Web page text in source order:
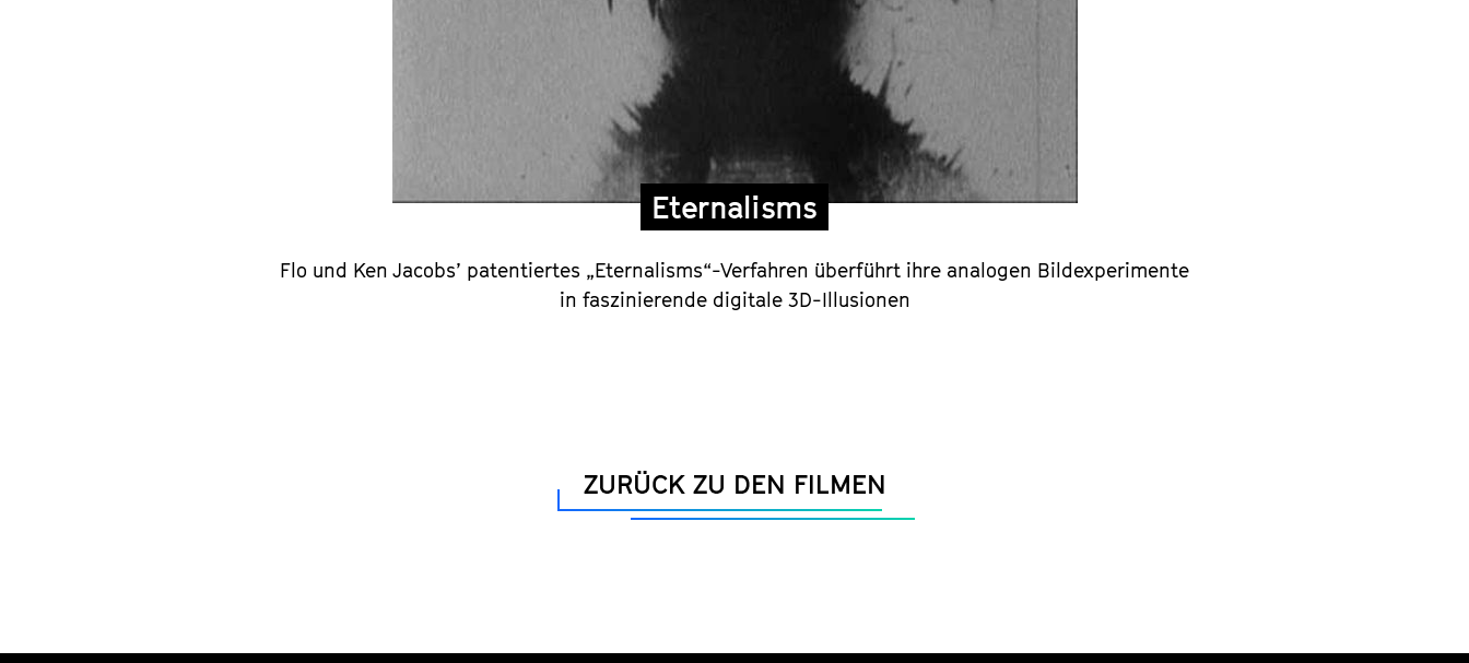
Eternalisms
Flo und Ken Jacobs’ patentiertes „Eternalisms“-Verfahren überführt ihre analogen Bildexperimente
in faszinierende digitale 3D-Illusionen
ZURÜCK ZU DEN FILMEN